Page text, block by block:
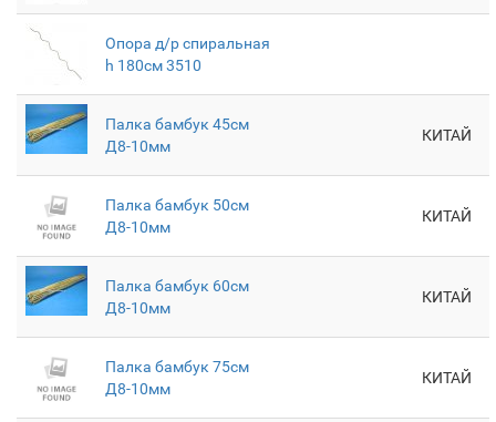
Опора д/р спиральная
h 180см 3510
Палка бамбук 45см
Д8-10мм
КИТАЙ
Палка бамбук 50см
Д8-10мм
КИТАЙ
Палка бамбук 60см
Д8-10мм
КИТАЙ
Палка бамбук 75см
Д8-10мм
КИТАЙ